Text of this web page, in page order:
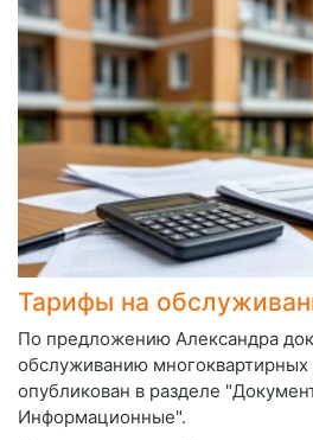
Тарифы на
По предложению Александра
обслуживанию
опубликован в разделе
Информационные".